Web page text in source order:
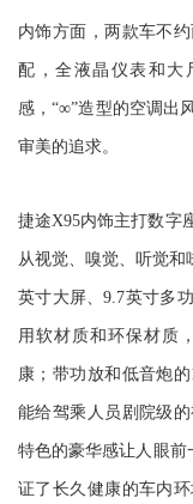
内饰方面，两款车不
配，全液晶仪表和大
感，“∞”造型的空调出
审美的追求。
捷途X95内饰主打数字
从视觉、嗅觉、听觉和
英寸大屏、9.7英寸多
用软材质和环保材质
康；带功放和低音炮
能给驾乘人员剧院级
特色的豪华感让人眼前
证了长久健康的车内